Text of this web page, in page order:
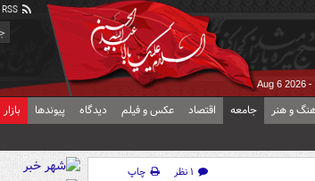
Aug 6 2026
و هنر جامعه اقتصاد عکس و فیلم دیدگاه پیوندها بازار
۱ نظر
چاپ